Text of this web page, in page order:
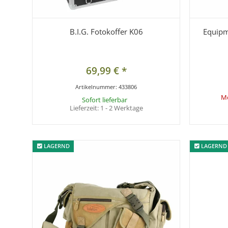
B.I.G. Fotokoffer K06
69,99 €*
Artikelnummer:433806
Sofort lieferbar
Lieferzeit: 1 - 2 Werktage
LAGERND
LAGERND LAGERND
LAGERND